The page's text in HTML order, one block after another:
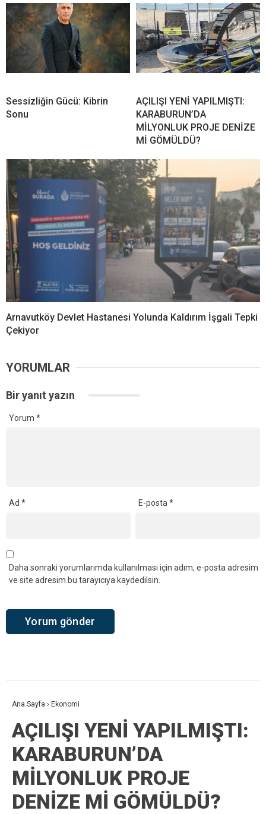
Sessizliğin Gücü: Kibrin
Sonu
AÇILIŞI YENİ YAPILMIŞTI:
KARABURUN’DA
MİLYONLUK PROJE DENİZE
Mİ GÖMÜLDÜ?
Arnavutköy Devlet Hastanesi Yolunda Kaldırım İşgali Tepki
Çekiyor
YORUMLAR
Bir yanıt yazın
Yorum *
Ad * E-posta*
Daha sonraki yorumlarımda kullanılması için adım, e-posta adresim
ve site adresim bu tarayıcıya kaydedilsin.
Ana Sayfa › Ekonomi
AÇILIŞI YENİ YAPILMIŞTI:
KARABURUN’DA
MİLYONLUK PROJE
DENİZE Mİ GÖMÜLDÜ?